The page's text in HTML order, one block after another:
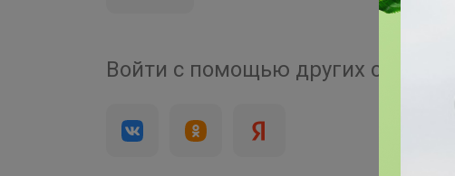
Войти с помощью других сервисов
4 000+